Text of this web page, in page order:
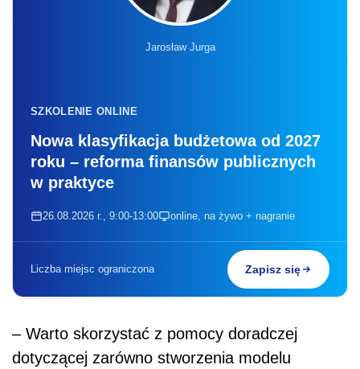
Jarosław Jurga
SZKOLENIE ONLINE
Nowa klasyfikacja budżetowa od 2027
roku – reforma finansów publicznych
w praktyce
26.08.2026 r., 9:00-13:00 online, na żywo + nagranie
Liczba miejsc ograniczona Zapisz się
– Warto skorzystać z pomocy doradczej
dotyczącej zarówno stworzenia modelu